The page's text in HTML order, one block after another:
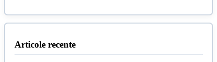
fost:
30,00 lei.
Articole recente